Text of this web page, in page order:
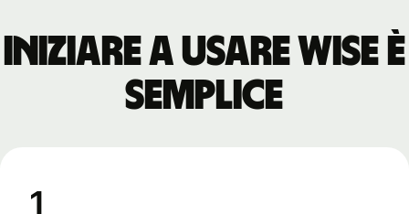
Iniziare a usare Wise è
semplice
1